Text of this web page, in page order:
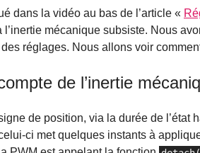
dans la vidéo au bas de l’article «
l’inertie mécanique subsiste. Nous
réglages. Nous allons voir
de l’inertie
de position, via la durée de l’état
ci met quelques instants à